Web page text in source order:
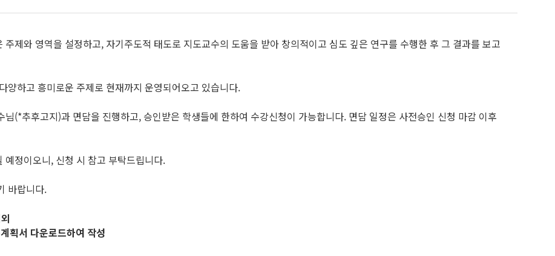
제와 영역을 설정하고, 자기주도적 태도로 지도교수의 도움을 받아 창의적이고 심도 깊은 연구를 수행한 후 그 결과를 보고
하고 흥미로운 주제로 현재까지 운영되어오고 있습니다.
(*추후고지)과 면담을 진행하고, 승인받은 학생들에 한하여 수강신청이 가능합니다. 면담 일정은 사전승인 신청 마감 이후
정이오니, 신청 시 참고 부탁드립니다.
바랍니다.
획서 다운로드하여 작성